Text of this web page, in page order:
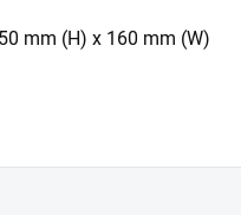
mm (H) x 160 mm (W)